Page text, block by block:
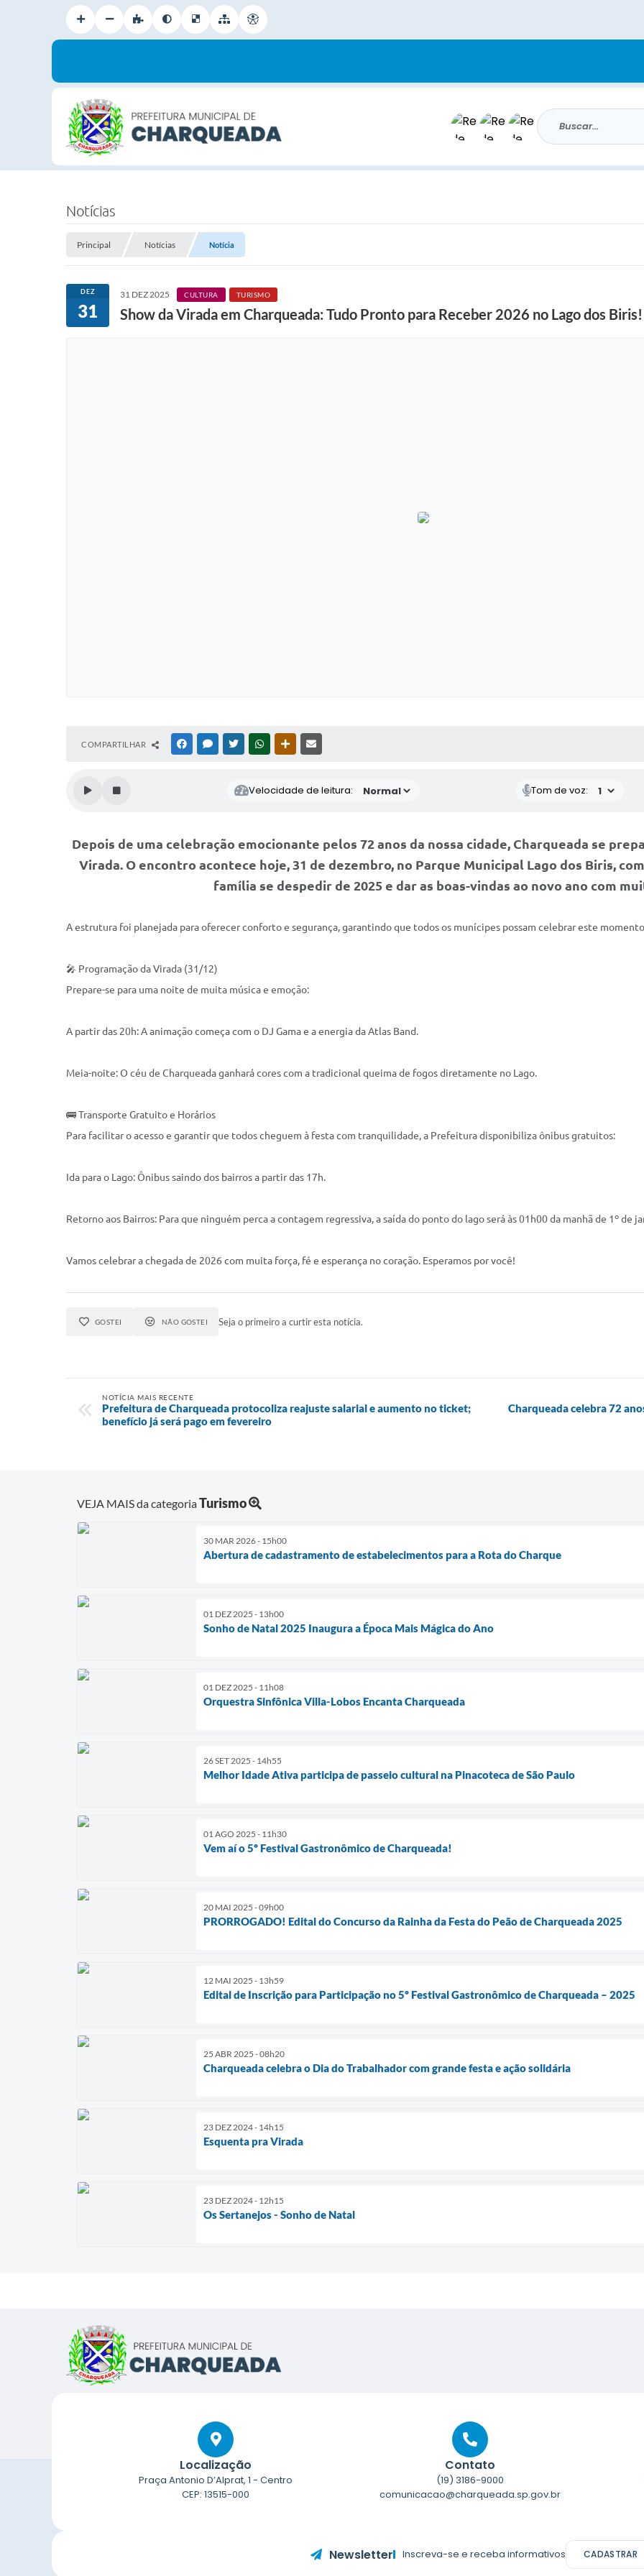
Buscar...
Notícias
Principal Notícias Notícia
DEZ
31
31 DEZ 2025 CULTURA TURISMO
Show da Virada em Charqueada: Tudo Pronto para Receber 2026 no Lago dos Biris!
COMPARTILHAR FACEBOOKMESSENGER
TWITTERWHATSAPPOUTRAS MÍDIAS
Velocidade de leitura: Tom de voz:
Depois de uma celebração emocionante pelos 72 anos da nossa cidade, Charqueada se
Virada. O encontro acontece hoje, 31 de dezembro, no Parque Municipal Lago dos Biris,
família se despedir de 2025 e dar as boas-vindas ao novo ano com
A estrutura foi planejada para oferecer conforto e segurança, garantindo que todos os munícipes possam celebrar este
🎤 Programação da Virada (31/12)
Prepare-se para uma noite de muita música e emoção:
A partir das 20h: A animação começa com o DJ Gama e a energia da Atlas Band.
Meia-noite: O céu de Charqueada ganhará cores com a tradicional queima de fogos diretamente no Lago.
🚌 Transporte Gratuito e Horários
Para facilitar o acesso e garantir que todos cheguem à festa com tranquilidade, a Prefeitura disponibiliza ônibus gratuitos:
Ida para o Lago: Ônibus saindo dos bairros a partir das 17h.
Retorno aos Bairros: Para que ninguém perca a contagem regressiva, a saída do ponto do lago será às 01h00 da manhã de 1º de
Vamos celebrar a chegada de 2026 com muita força, fé e esperança no coração. Esperamos por você!
GOSTEI NÃO GOSTEI Seja o primeiro a curtir esta notícia.
NOTÍCIA MAIS RECENTE
Prefeitura de Charqueada protocoliza reajuste salarial e aumento no ticket;
benefício já será pago em fevereiro
Charqueada celebra 72
VEJA MAIS da categoriaTurismo
30 MAR 2026 - 15h00
Abertura de cadastramento de estabelecimentos para a Rota do Charque
01 DEZ 2025 - 13h00
Sonho de Natal 2025 Inaugura a Época Mais Mágica do Ano
01 DEZ 2025 - 11h08
Orquestra Sinfônica Villa-Lobos Encanta Charqueada
26 SET 2025 - 14h55
Melhor Idade Ativa participa de passeio cultural na Pinacoteca de São Paulo
01 AGO 2025 - 11h30
Vem aí o 5º Festival Gastronômico de Charqueada!
20 MAI 2025 - 09h00
PRORROGADO! Edital do Concurso da Rainha da Festa do Peão de Charqueada 2025
12 MAI 2025 - 13h59
Edital de Inscrição para Participação no 5º Festival Gastronômico de Charqueada – 2025
25 ABR 2025 - 08h20
Charqueada celebra o Dia do Trabalhador com grande festa e ação solidária
23 DEZ 2024 - 14h15
Esquenta pra Virada
23 DEZ 2024 - 12h15
Os Sertanejos - Sonho de Natal
Localização
Praça Antonio D’Alprat, 1 - Centro
CEP: 13515-000
Contato
(19) 3186-9000
comunicacao@charqueada.sp.gov.br
Newsletter Inscreva-se e receba informativos CADASTRAR